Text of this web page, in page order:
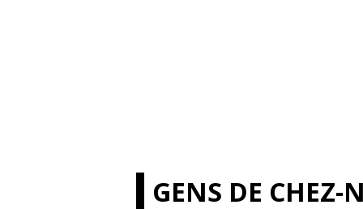
GENS DE CHEZ-